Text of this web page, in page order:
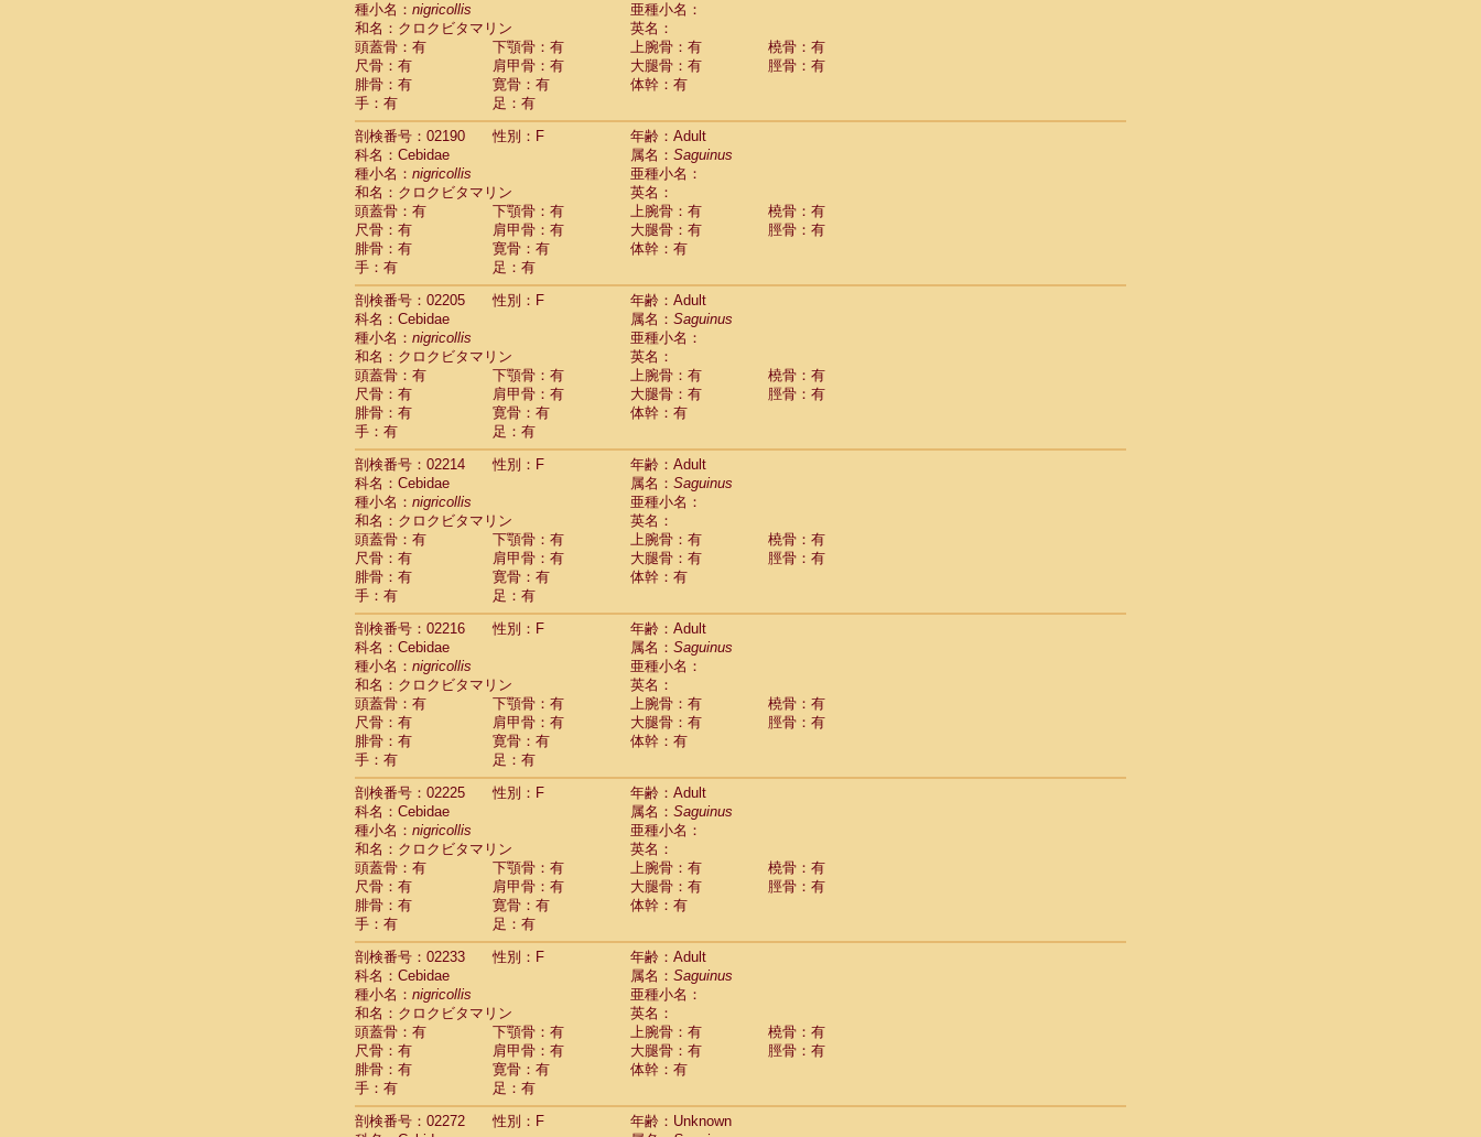
Cercopithecidae Piliocolobus badius(0)
Cercopithecidae Kasi senex vetulus
CercopithecidaeKasi senex
CercopithecidaeNasalis larvatus(0)
CercopithecidaePresbytes melalophos
CercopithecidaePygathrix nemaeus
CercopithecidaeSemnopithecus entellus
Cercopithecidae Trachypithecus cristatus(0)
Cercopithecidae Trachypithecus francoisi
Cercopithecidae Trachypithecus obscurus
CercopithecidaeTrachypithecus pileatus
CercopithecidaeColobinae spp.(0)
CercopithecidaePresbytesinaespp.(0)
CercopithecidaeCercopithecidae
HylobatidaeHoolock hoolock(1)
HylobatidaeHylobates agilis
Hylobatidae (0)
Hylobatidae Hylobates lar
HylobatidaeHylobates moloch(2)
Hylobatidae Hylobates muelleri(0)
HylobatidaeHylobates pileatus(3)
Hylobatidae Hylobates
HylobatidaeHylobateshybrid(1)
HylobatidaeNomascus concolor(0)
Hylobatidae Symphalangus syndactylus(1)
Hominidae (0)
Hominidae Pan troglodytes
Hominidae Gorilla gorilla beringei(0)
Hominidae Gorilla gorilla gorilla(0)
Primates misc.(0)
Scandentia Dendrogale melanura
Scandentia Ptilocercus lowii
Scandentia
Scandentia
ScandentiaTupaia minor
種小名： nigricollis
亜種小名：
和名：クロクビタマリン
英名：
頭蓋骨：有
下顎骨：有 上腕骨：有
橈骨：有
尺骨：有
肩甲骨：有 大腿骨：有
脛骨：有
腓骨：有
寛骨：有
体幹：有
手：有
足：有
剖検番号：02190
性別：F
年齢：Adult
科名：Cebidae
属名： Saguinus
種小名： nigricollis
亜種小名：
和名：クロクビタマリン
英名：
頭蓋骨：有
下顎骨：有 上腕骨：有
橈骨：有
尺骨：有
肩甲骨：有 大腿骨：有
脛骨：有
腓骨：有
寛骨：有
体幹：有
手：有
足：有
剖検番号：02205
性別：F
年齢：Adult
科名：Cebidae
属名： Saguinus
種小名： nigricollis
亜種小名：
和名：クロクビタマリン
英名：
頭蓋骨：有
下顎骨：有 上腕骨：有
橈骨：有
尺骨：有
肩甲骨：有 大腿骨：有
脛骨：有
腓骨：有
寛骨：有
体幹：有
手：有
足：有
剖検番号：02214
性別：F
年齢：Adult
科名：Cebidae
属名： Saguinus
種小名： nigricollis
亜種小名：
和名：クロクビタマリン
英名：
頭蓋骨：有
下顎骨：有 上腕骨：有
橈骨：有
尺骨：有
肩甲骨：有 大腿骨：有
脛骨：有
腓骨：有
寛骨：有
体幹：有
手：有
足：有
剖検番号：02216
性別：F
年齢：Adult
科名：Cebidae
属名： Saguinus
種小名： nigricollis
亜種小名：
和名：クロクビタマリン
英名：
頭蓋骨：有
下顎骨：有 上腕骨：有
橈骨：有
尺骨：有
肩甲骨：有 大腿骨：有
脛骨：有
腓骨：有
寛骨：有
体幹：有
手：有
足：有
剖検番号：02225
性別：F
年齢：Adult
科名：Cebidae
属名： Saguinus
種小名： nigricollis
亜種小名：
和名：クロクビタマリン
英名：
頭蓋骨：有
下顎骨：有 上腕骨：有
橈骨：有
尺骨：有
肩甲骨：有 大腿骨：有
脛骨：有
腓骨：有
寛骨：有
体幹：有
手：有
足：有
剖検番号：02233
性別：F
年齢：Adult
科名：Cebidae
属名： Saguinus
種小名： nigricollis
亜種小名：
和名：クロクビタマリン
英名：
頭蓋骨：有
下顎骨：有 上腕骨：有
橈骨：有
尺骨：有
肩甲骨：有 大腿骨：有
脛骨：有
腓骨：有
寛骨：有
体幹：有
手：有
足：有
剖検番号：02272
性別：F
年齢：Unknown